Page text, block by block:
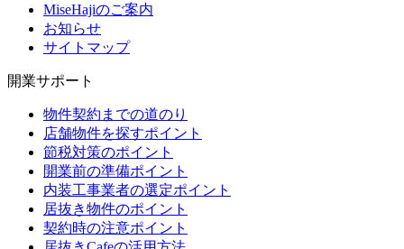
MiseHajiのご案内
お知らせ
サイトマップ
開業サポート
物件契約までの道のり
店舗物件を探すポイント
節税対策のポイント
開業前の準備ポイント
内装工事業者の選定ポイント
居抜き物件のポイント
契約時の注意ポイント